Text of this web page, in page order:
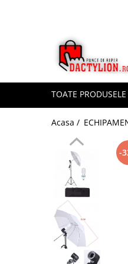
TOATE PRODUSELE
Acasa /
-